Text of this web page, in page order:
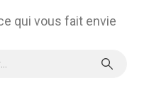
qui vous fait envie